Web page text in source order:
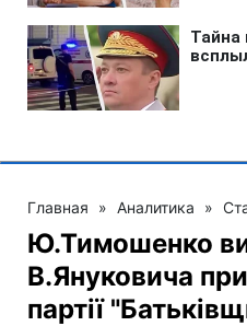
Главная » Аналитика »
Ю.Тимошенко
В.Януковича
партії